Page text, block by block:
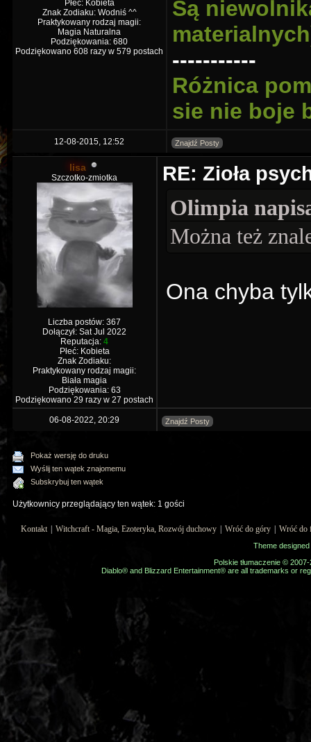
Płeć: Kobieta
Znak Zodiaku: Wodniś ^^
Praktykowany rodzaj magii:
Magia Naturalna
Podziękowania: 680
Podziękowano 608 razy w 579 postach
Są
-----------
Różnica
sie nie boje
12-08-2015, 12:52 Znajdź Posty
lisa
Szczotko-zmiotka
Liczba postów: 367
Dołączył: Sat Jul 2022
Reputacja: 4
Płeć: Kobieta
Znak Zodiaku:
Praktykowany rodzaj magii:
Biała magia
Podziękowania: 63
Podziękowano 29 razy w 27 postach
RE: Zioła
Olimpia
Można też
Ona chyba
06-08-2022, 20:29 Znajdź Posty
Pokaż wersję do druku
Wyślij ten wątek znajomemu
Subskrybuj ten wątek
Użytkownicy przeglądający ten wątek: 1 gości
Kontakt Witchcraft - Magia, Ezoteryka, Rozwój duchowy Wróć do góry Wróć do
Theme
Polskie tłumaczenie ©
Diablo® and Blizzard Entertainment® are all trademarks or